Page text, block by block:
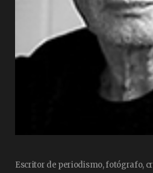
Escritor de periodismo, fotógrafo,